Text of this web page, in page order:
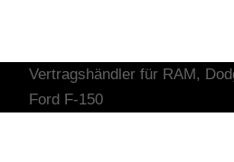
Vertragshändler für RAM,
Ford F-150